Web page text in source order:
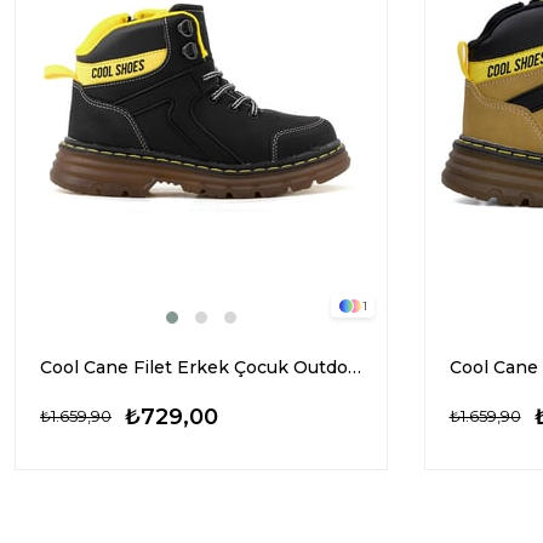
1
Cool Cane Filet Erkek Çocuk Outdoor Bot Siyah
₺729,00
₺1.659,90 ₺1.659,90